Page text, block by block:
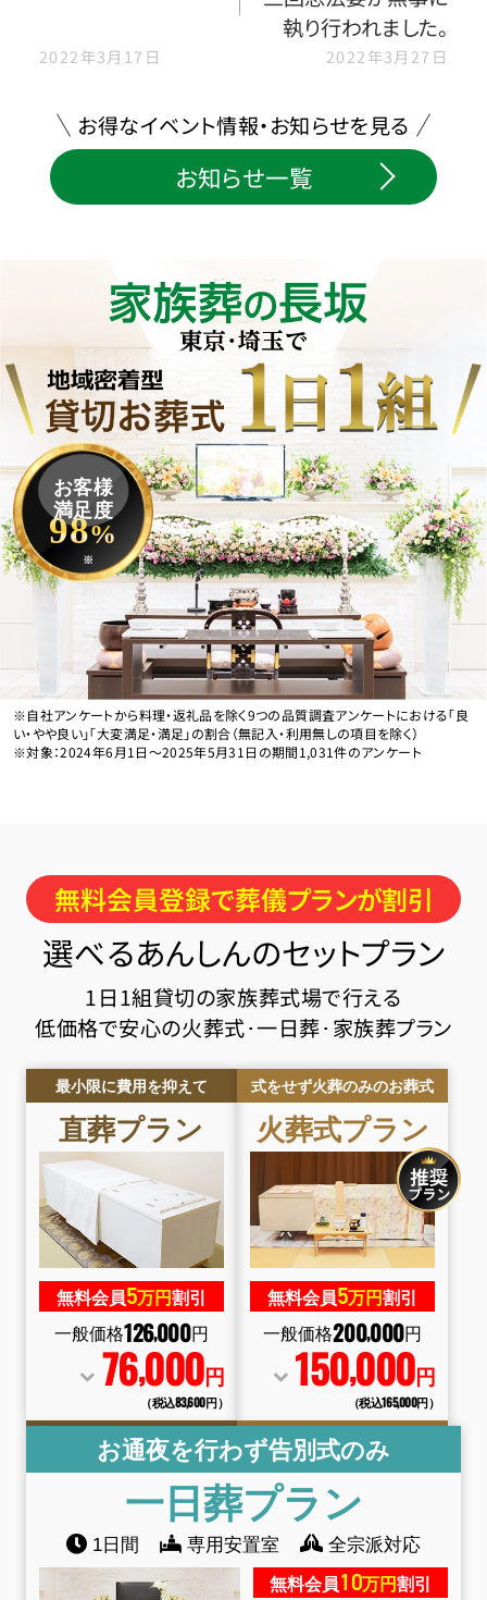
2022年3月17日
執り行われました。
2022年3月27日
お得なイベント情報・お知らせを見る
お知らせ一覧
お客様
満足度
98%
※
※自社アンケートから料理・返礼品を除く9つの品質調査アンケートにおける「良
い・やや良い」「大変満足・満足」の割合（無記入・利用無しの項目を除く）
※対象：2024年6月1日〜2025年5月31日の期間1,031件のアンケート
無料会員登録で葬儀プランが割引
選べるあんしんのセットプラン
1日1組貸切の家族葬式場で行える
低価格で安心の火葬式･一日葬･家族葬プラン
最小限に費用を抑えて
直葬プラン
無料会員5万円割引
一般価格126,000円
76,000円
（税込83,600円）
式をせず火葬のみのお葬式
火葬式プラン
無料会員5万円割引
一般価格200,000円
150,000円
（税込165,000円）
お通夜を行わず告別式のみ
一日葬プラン
1日間 専用安置室 全宗派対応
無料会員10万円割引